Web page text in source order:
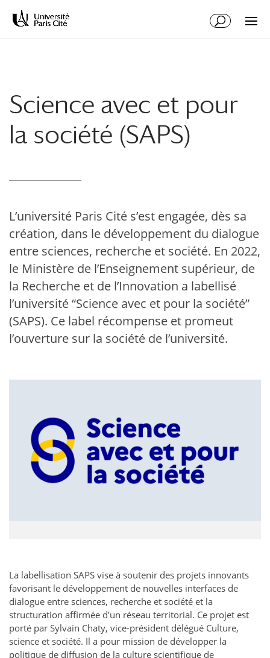
Science avec et pour
la société (SAPS)
L’université Paris Cité s’est engagée, dès sa
création, dans le développement du dialogue
entre sciences, recherche et société. En 2022,
le Ministère de l’Enseignement supérieur, de
la Recherche et de l’Innovation a labellisé
l’université “Science avec et pour la société”
(SAPS). Ce label récompense et promeut
l’ouverture sur la société de l’université.
La labellisation SAPS vise à soutenir des projets innovants
favorisant le développement de nouvelles interfaces de
dialogue entre sciences, recherche et société et la
structuration affirmée d’un réseau territorial. Ce projet est
porté par Sylvain Chaty, vice-président délégué Culture,
science et société. Il a pour mission de développer la
politique de diffusion de la culture scientifique de